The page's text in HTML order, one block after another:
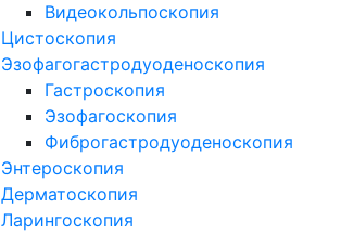
Видеокольпоскопия
Цистоскопия
Эзофагогастродуоденоскопия
Гастроскопия
Эзофагоскопия
Фиброгастродуоденоскопия
Энтероскопия
Дерматоскопия
Ларингоскопия